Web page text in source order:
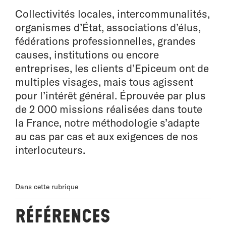
Collectivités locales, intercommunalités,
organismes d’État, associations d’élus,
fédérations professionnelles, grandes
causes, institutions ou encore
entreprises, les clients d’Epiceum ont de
multiples visages, mais tous agissent
pour l’intérêt général. Éprouvée par plus
de 2 000 missions réalisées dans toute
la France, notre méthodologie s’adapte
au cas par cas et aux exigences de nos
interlocuteurs.
Dans cette rubrique
Références